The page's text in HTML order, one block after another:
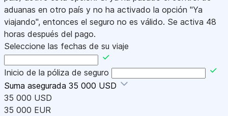
aduanas en otro país y no ha activado la opción "Ya
viajando", entonces el seguro no es válido. Se activa 48
horas después del pago.
Seleccione las fechas de su viaje
Inicio de la póliza de seguro
Suma asegurada 35 000 USD
35 000 USD
35 000 EUR